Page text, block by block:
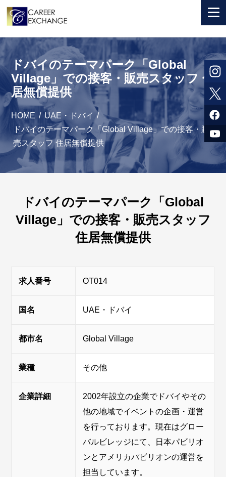
+ 国から選ぶ
+ 目的から選ぶ
求人検索
参加者体験談
よくある質問
+ お申込のご案内
カウンセラー募集
ドバイのテーマパーク「Global
Village」での接客・販売スタッフ 住
居無償提供
HOME / UAE・ドバイ /
ドバイのテーマパーク「Global Village」での接客・販
売スタッフ 住居無償提供
ドバイのテーマパーク「Global
Village」での接客・販売スタッフ
住居無償提供
求人番号 OT014
国名 UAE・ドバイ
都市名 Global Village
業種 その他
企業詳細
2002年設立の企業でドバイやその
他の地域でイベントの企画・運営
を行っております。現在はグロー
バルビレッジにて、日本パビリオ
ンとアメリカパビリオンの運営を
担当しています。